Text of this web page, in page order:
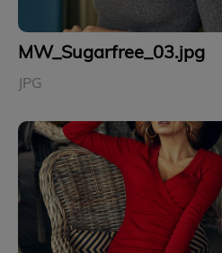
MW_Sugarfree_03.jpg
JPG